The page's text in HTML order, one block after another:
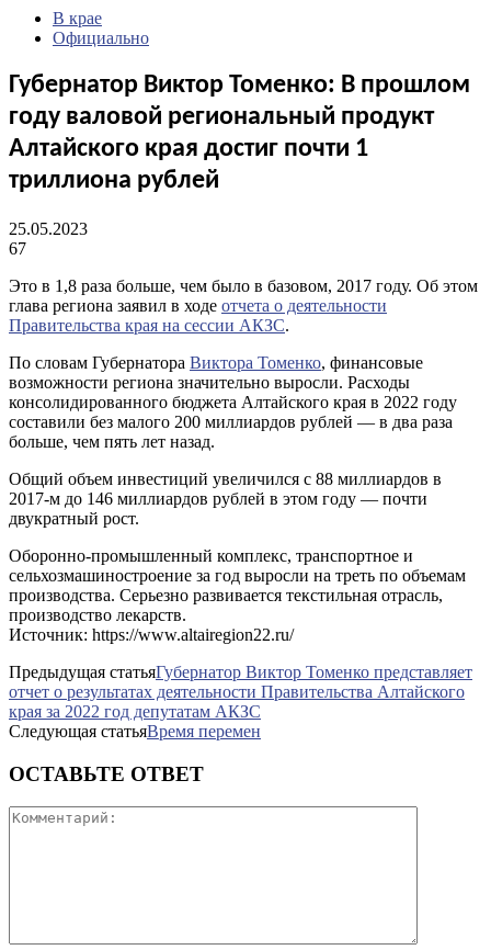
В крае
Официально
Губернатор Виктор Томенко: В прошлом
году валовой региональный продукт
Алтайского края достиг почти 1
триллиона рублей
25.05.2023
67
Это в 1,8 раза больше, чем было в базовом, 2017 году. Об этом
глава региона заявил в ходе отчета о деятельности
Правительства края на сессии АКЗС.
По словам Губернатора Виктора Томенко, финансовые
возможности региона значительно выросли. Расходы
консолидированного бюджета Алтайского края в 2022 году
составили без малого 200 миллиардов рублей — в два раза
больше, чем пять лет назад.
Общий объем инвестиций увеличился с 88 миллиардов в
2017-м до 146 миллиардов рублей в этом году — почти
двукратный рост.
Оборонно-промышленный комплекс, транспортное и
сельхозмашиностроение за год выросли на треть по объемам
производства. Серьезно развивается текстильная отрасль,
производство лекарств.
Источник: https://www.altairegion22.ru/
Предыдущая статьяГубернатор Виктор Томенко представляет
отчет о результатах деятельности Правительства Алтайского
края за 2022 год депутатам АКЗС
Следующая статьяВремя перемен
ОСТАВЬТЕ ОТВЕТ